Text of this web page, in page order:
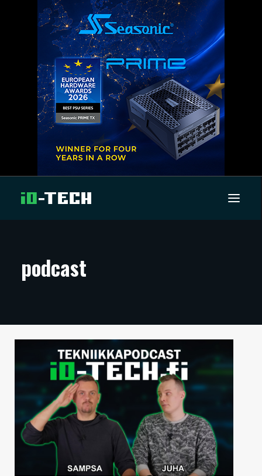
ARTIKKELIT
TECHBBS
KAUPPA
VAIHDA TEEMA
podcast